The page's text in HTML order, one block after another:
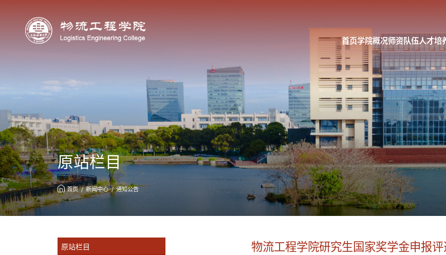
首页学院概况师资队伍人才培
原站栏目
首页 新闻中心 通知公告
原站栏目 物流工程学院研究生国家奖学金申报评